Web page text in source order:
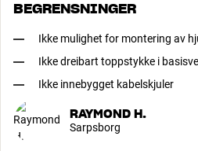
BEGRENSNINGER
Ikke mulighet for montering av
Ikke dreibart toppstykke i
Ikke innebygget kabelskjuler
RAYMOND H.
Sarpsborg